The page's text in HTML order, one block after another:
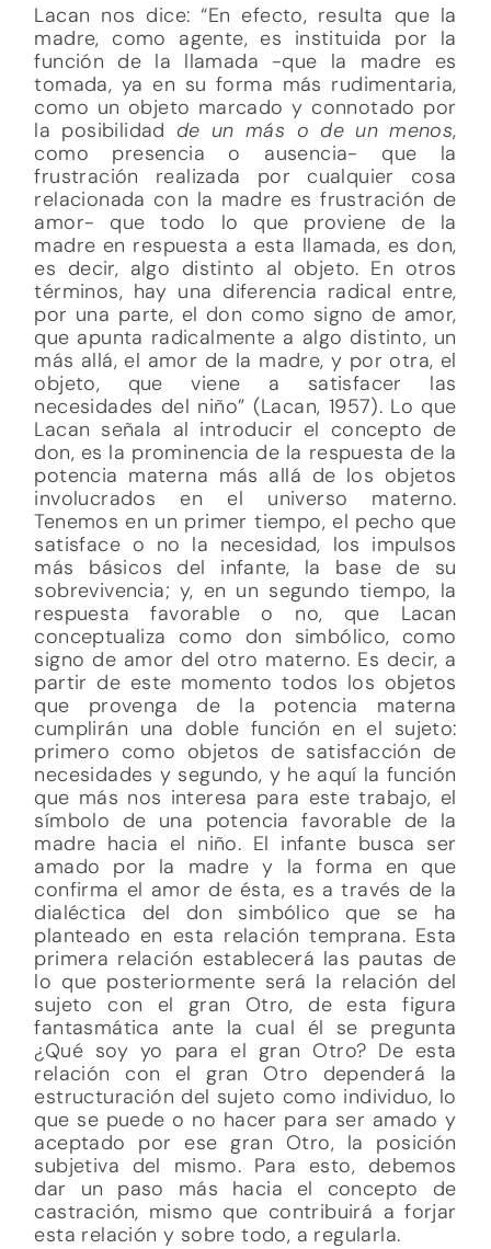
Lacan nos dice: “En efecto, resulta que la
madre, como agente, es instituida por la
función de la llamada -que la madre es
tomada, ya en su forma más rudimentaria,
como un objeto marcado y connotado por
la posibilidadde un más o de un menos,
como presencia o ausencia- que la
frustración realizada por cualquier cosa
relacionada con la madre es frustración de
amor- que todo lo que proviene de la
madre en respuesta a esta llamada, es don,
es decir, algo distinto al objeto. En otros
términos, hay una diferencia radical entre,
por una parte, el don como signo de amor,
que apunta radicalmente a algo distinto, un
más allá, el amor de la madre, y por otra, el
objeto, que viene a satisfacer las
necesidades del niño” (Lacan, 1957). Lo que
Lacan señala al introducir el concepto de
don, es la prominencia de la respuesta de la
potencia materna más allá de los objetos
involucrados en el universo materno.
Tenemos en un primer tiempo, el pecho que
satisface o no la necesidad, los impulsos
más básicos del infante, la base de su
sobrevivencia; y, en un segundo tiempo, la
respuesta favorable o no, que Lacan
conceptualiza como don simbólico, como
signo de amor del otro materno. Es decir, a
partir de este momento todos los objetos
que provenga de la potencia materna
cumplirán una doble función en el sujeto:
primero como objetos de satisfacción de
necesidades y segundo, y he aquí la función
que más nos interesa para este trabajo, el
símbolo de una potencia favorable de la
madre hacia el niño. El infante busca ser
amado por la madre y la forma en que
confirma el amor de ésta, es a través de la
dialéctica del don simbólico que se ha
planteado en esta relación temprana. Esta
primera relación establecerá las pautas de
lo que posteriormente será la relación del
sujeto con el gran Otro, de esta figura
fantasmática ante la cual él se pregunta
¿Qué soy yo para el gran Otro? De esta
relación con el gran Otro dependerá la
estructuración del sujeto como individuo, lo
que se puede o no hacer para ser amado y
aceptado por ese gran Otro, la posición
subjetiva del mismo. Para esto, debemos
dar un paso más hacia el concepto de
castración, mismo que contribuirá a forjar
esta relación y sobre todo, a regularla.